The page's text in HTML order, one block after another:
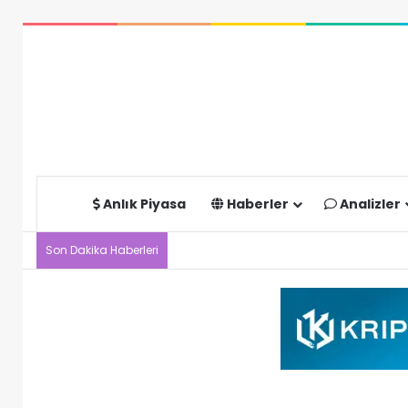
Anlık Piyasa Haberler Analizler
Son Dakika Haberleri